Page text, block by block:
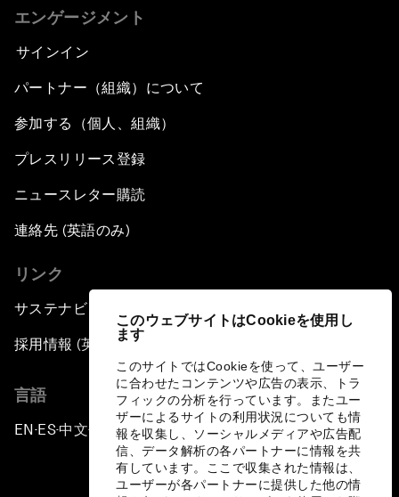
このウェブサイトはCookieを使用し
ます
このサイトではCookieを使って、ユーザー
に合わせたコンテンツや広告の表示、トラ
フィックの分析を行っています。またユー
ザーによるサイトの利用状況についても情
報を収集し、ソーシャルメディアや広告配
信、データ解析の各パートナーに情報を共
有しています。ここで収集された情報は、
ユーザーが各パートナーに提供した他の情
エンゲージメント
サインイン
パートナー（組織）について
参加する（個人、組織）
プレスリリース登録
ニュースレター購読
連絡先 (英語のみ)
リンク
サステナビリティへの取り組み
採用情報 (英語のみ)
言語
EN ▪ES▪中文▪ 日本語